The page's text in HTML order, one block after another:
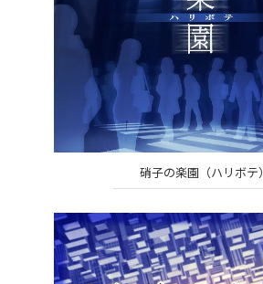
硝子の楽園（ハリボテ）